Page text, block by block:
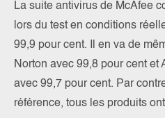
La suite antivirus de McAfee
lors du test en conditions
99,9 pour cent. Il en va de
Norton avec 99,8 pour cent et
avec 99,7 pour cent. Par
référence, tous les produits